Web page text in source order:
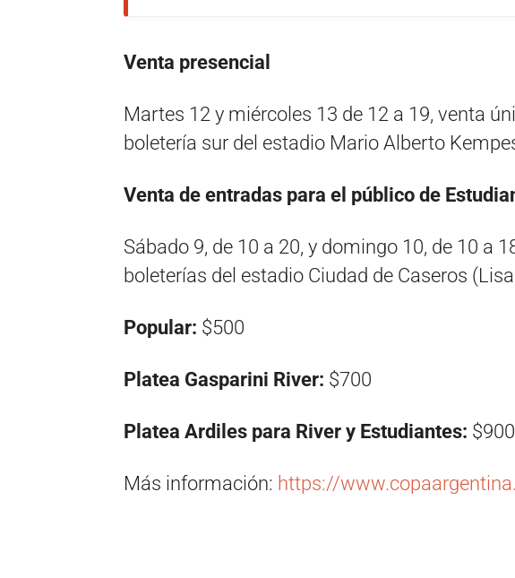
Venta presencial
Martes 12 y miércoles 13 de 12 a 19, venta
boletería sur del estadio Mario Alberto
Venta de entradas para el público de
Sábado 9, de 10 a 20, y domingo 10, de 10 a
boleterías del estadio Ciudad de Caseros
Popular: $500
Platea Gasparini River: $700
Platea Ardiles para River y Estudiantes: $900
Más información: https://